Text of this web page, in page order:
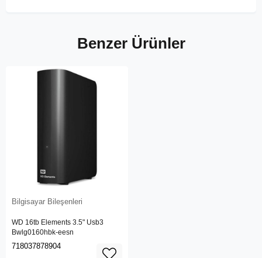
Benzer Ürünler
Bilgisayar Bileşenleri
WD 16tb Elements 3.5" Usb3
Bwlg0160hbk-eesn
718037878904